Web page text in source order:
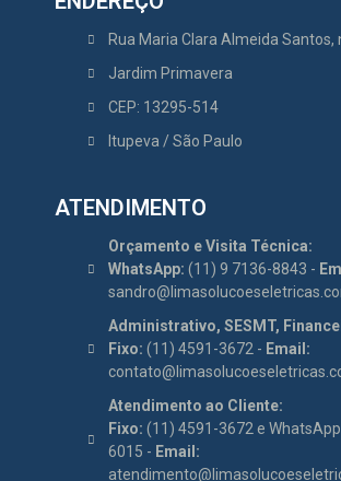
Rua Maria Clara Almeida Santos,
Jardim Primavera
CEP: 13295-514
Itupeva / São Paulo
ATENDIMENTO
Orçamento e Visita Técnica:
WhatsApp: (11) 9 7136-8843 -
Administrativo, SESMT,
Fixo: (11) 4591-3672 - Email:
Atendimento ao Cliente:
Fixo: (11) 4591-3672 e
6015 - Email: